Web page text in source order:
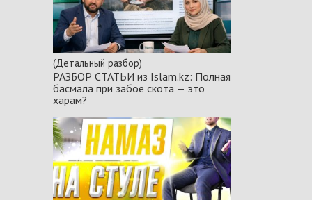
(Детальный разбор)
РАЗБОР СТАТЬИ из Islam.kz: Полная
басмала при забое скота — это
харам?